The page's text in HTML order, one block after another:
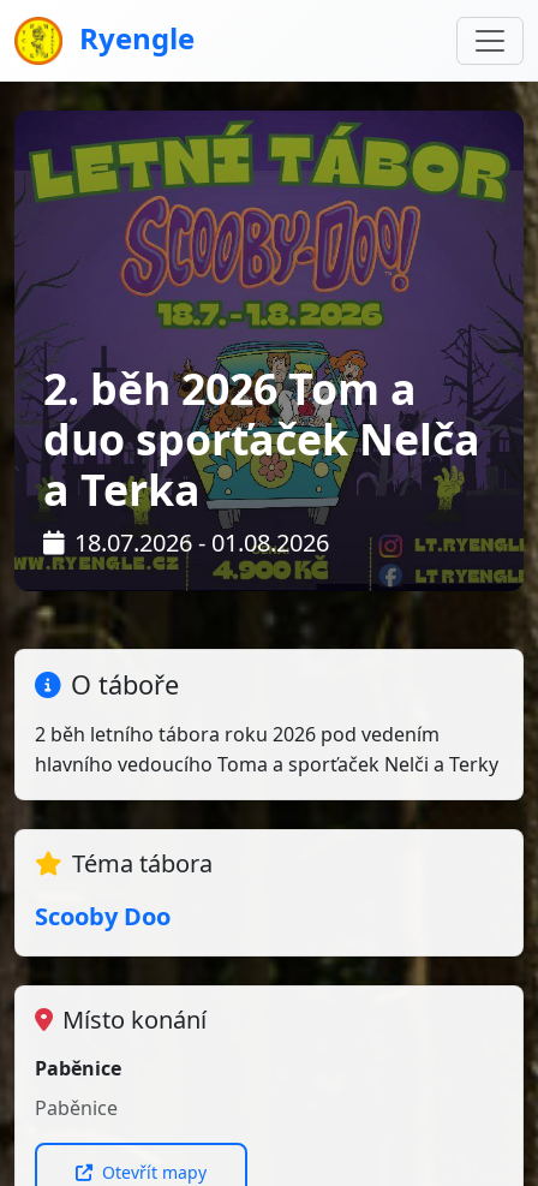
Ryengle
2. běh 2026 Tom a
duo sporťaček Nelča
a Terka
18.07.2026 - 01.08.2026
O táboře
2 běh letního tábora roku 2026 pod vedením
hlavního vedoucího Toma a sporťaček Nelči a Terky
Téma tábora
Scooby Doo
Místo konání
Paběnice
Paběnice
Otevřít mapy